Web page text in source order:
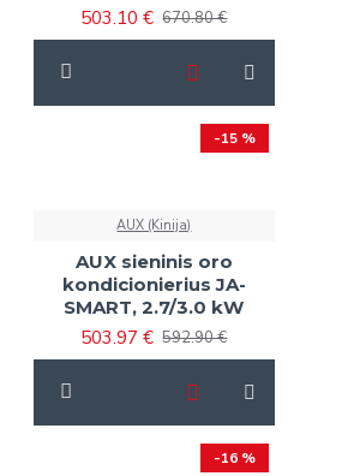
503.10 € 670.80 €
-15 %
AUX (Kinija)
AUX sieninis oro
kondicionierius JA-
SMART, 2.7/3.0 kW
503.97 € 592.90 €
-16 %